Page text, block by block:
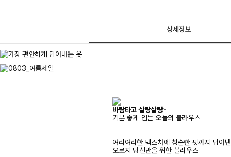
상세정보
바람타고 살랑살랑-
기분 좋게 입는 오늘의 블라우스
여리여리한 텍스처에 청순한 핏까지 담아낸
오로지 당신만을 위한 블라우스